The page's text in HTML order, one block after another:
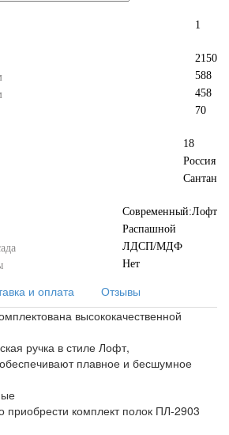
1
2150
588
458
70
18
Россия
Сантан
Современный:Лофт
Распашной
ЛДСП/МДФ
Нет
и оплата
Отзывы
высококачественной
ручка в стиле Лофт,
плавное и бесшумное
приобрести комплект полок ПЛ-2903